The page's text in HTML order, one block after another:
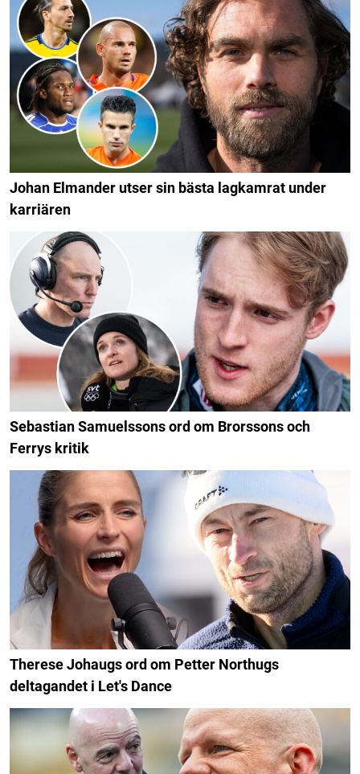
Johan Elmander utser sin bästa lagkamrat under
karriären
Sebastian Samuelssons ord om Brorssons och
Ferrys kritik
Therese Johaugs ord om Petter Northugs
deltagandet i Let's Dance